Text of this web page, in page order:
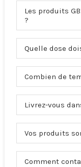
Les produits
?
Quelle dose
Combien de
Livrez-vous
Vos produits
Comment